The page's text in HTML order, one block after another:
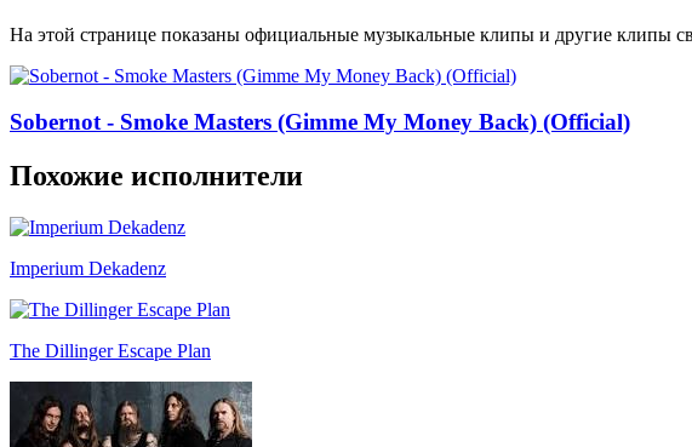
На этой странице показаны официальные музыкальные клипы и другие клипы
Sobernot - Smoke Masters (Gimme My Money Back) (Official)
Похожие исполнители
Imperium Dekadenz
The Dillinger Escape Plan